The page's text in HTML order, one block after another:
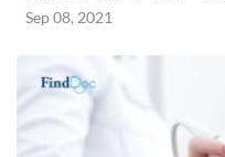
Sep 08, 2021